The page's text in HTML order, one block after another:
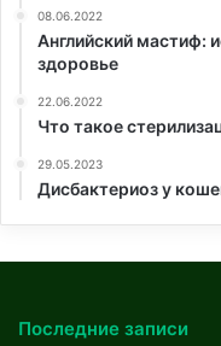
08.06.2022
Английский мастиф:
здоровье
22.06.2022
Что такое
29.05.2023
Дисбактериоз у
Последние записи